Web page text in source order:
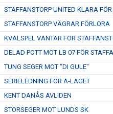
STAFFANSTORP UNITED KLARA
STAFFANSTORP VÄGRAR FÖRLORA
KVALSPEL VÄNTAR FÖR
DELAD POTT MOT LB 07 FÖR
TUNG SEGER MOT "DI GULE"
SERIELEDNING FÖR A-LAGET
KENT DANÅS AVLIDEN
STORSEGER MOT LUNDS SK